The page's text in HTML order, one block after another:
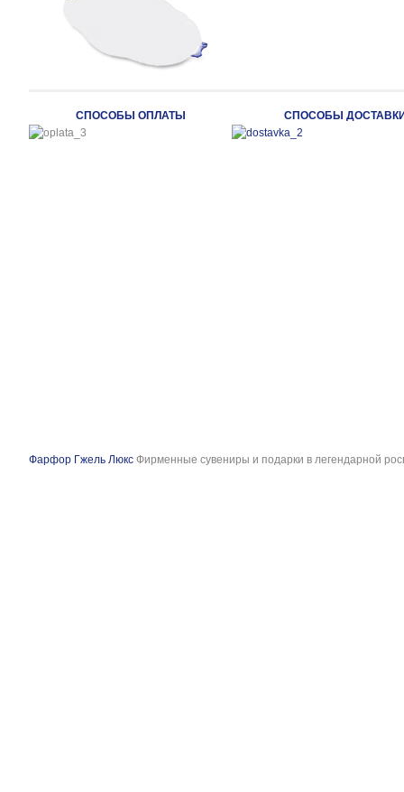
СПОСОБЫ ОПЛАТЫ СПОСОБЫ
Фарфор Гжель Люкс Фирменные сувениры и подарки в легендарной